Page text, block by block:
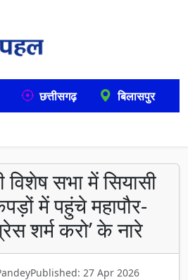
छत्तीसगढ़ बिलासपुर
विशेष सभा में सियासी
में पहुंचे महापौर-
शर्म करो’ के नारे
Published: 27 Apr 2026